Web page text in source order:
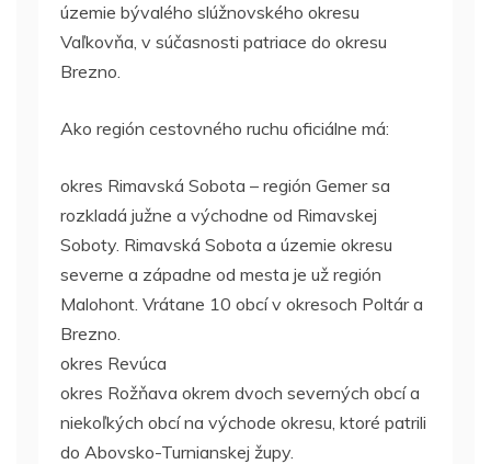
územie bývalého slúžnovského okresu
Vaľkovňa, v súčasnosti patriace do okresu
Brezno.
Ako región cestovného ruchu oficiálne má:
okres Rimavská Sobota – región Gemer sa
rozkladá južne a východne od Rimavskej
Soboty. Rimavská Sobota a územie okresu
severne a západne od mesta je už región
Malohont. Vrátane 10 obcí v okresoch Poltár a
Brezno.
okres Revúca
okres Rožňava okrem dvoch severných obcí a
niekoľkých obcí na východe okresu, ktoré patrili
do Abovsko-Turnianskej župy.